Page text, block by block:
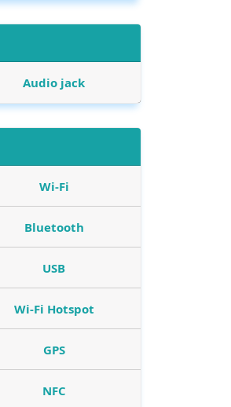
Audio jack
Wi-Fi
Bluetooth
USB
Wi-Fi Hotspot
GPS
NFC